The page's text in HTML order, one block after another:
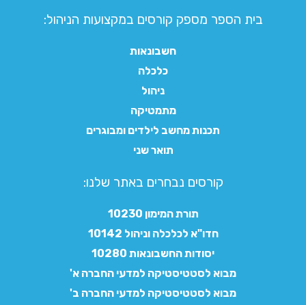
בית הספר מספק קורסים במקצועות הניהול:
חשבונאות
כלכלה
ניהול
מתמטיקה
תכנות מחשב לילדים ומבוגרים
תואר שני
קורסים נבחרים באתר שלנו:​
תורת המימון 10230
חדו"א לכלכלה וניהול 10142
יסודות החשבונאות 10280
מבוא לסטטיסטיקה למדעי החברה א'
מבוא לסטטיסטיקה למדעי החברה ב'